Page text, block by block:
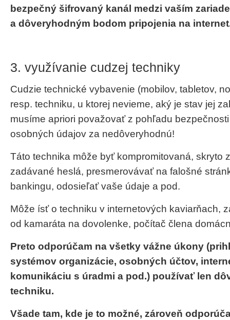
bezpečný šifrovaný kanál medzi vaším
a dôveryhodným bodom pripojenia na
3. využívanie cudzej techniky
Cudzie technické vybavenie (mobilov, tabletov,
resp. techniku, u ktorej nevieme, aký je stav jej
musíme apriori považovať z pohľadu
osobných údajov za nedôveryhodnú!
Táto technika môže byť kompromitovaná, skryto
zadávané heslá, presmerovávať na falošné
bankingu, odosieľať vaše údaje a pod.
Môže ísť o techniku v internetových kaviarňach,
od kamaráta na dovolenke, počítač člena
Preto odporúčam na všetky vážne úkony
systémov organizácie, osobných účtov,
komunikáciu s úradmi a pod.) používať len
techniku.
Všade tam, kde je to možné, zároveň